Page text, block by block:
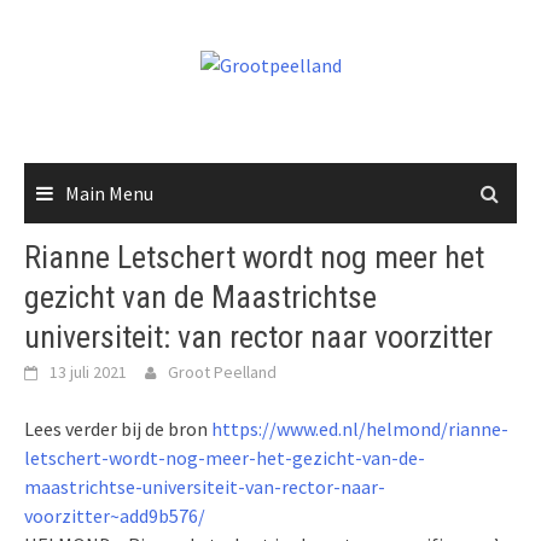
Main Menu
Rianne Letschert wordt nog meer het
gezicht van de Maastrichtse
universiteit: van rector naar voorzitter
13 juli 2021 Groot Peelland
Lees verder bij de bron https://www.ed.nl/helmond/rianne-
letschert-wordt-nog-meer-het-gezicht-van-de-
maastrichtse-universiteit-van-rector-naar-
voorzitter~add9b576/